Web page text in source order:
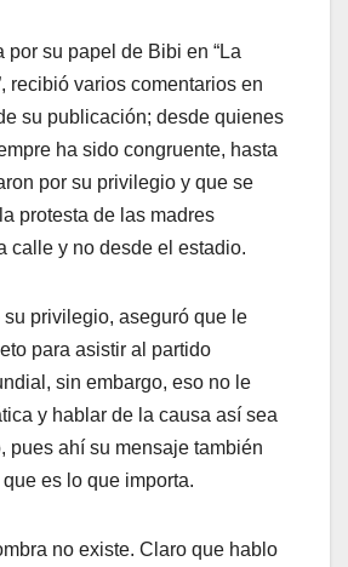
por su papel de Bibi en “La
recibió varios comentarios en
su publicación; desde quienes
ha sido congruente, hasta
por su privilegio y que se
protesta de las madres
calle y no desde el estadio.
privilegio, aseguró que le
para asistir al partido
sin embargo, eso no le
y hablar de la causa así sea
pues ahí su mensaje también
es lo que importa.
no existe. Claro que hablo